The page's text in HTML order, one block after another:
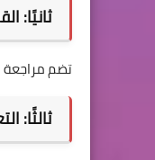
ثانيًا:
تضم مراجعة
ثالثًا: